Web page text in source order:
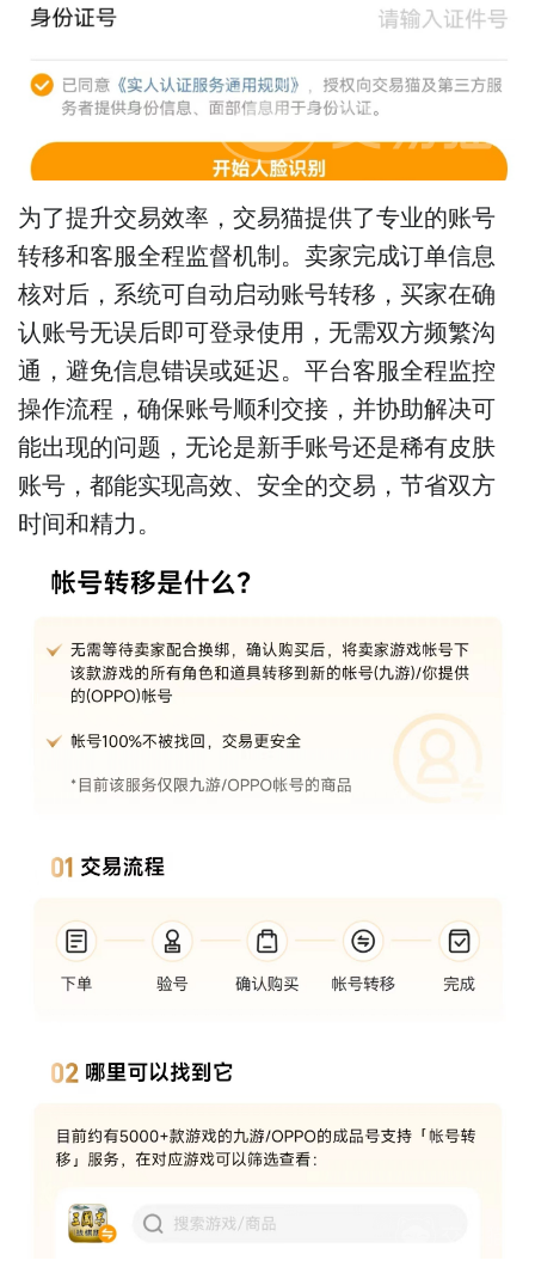
为了提升交易效率，交易猫提供了专业的账号
转移和客服全程监督机制。卖家完成订单信息
核对后，系统可自动启动账号转移，买家在确
认账号无误后即可登录使用，无需双方频繁沟
通，避免信息错误或延迟。平台客服全程监控
操作流程，确保账号顺利交接，并协助解决可
能出现的问题，无论是新手账号还是稀有皮肤
账号，都能实现高效、安全的交易，节省双方
时间和精力。